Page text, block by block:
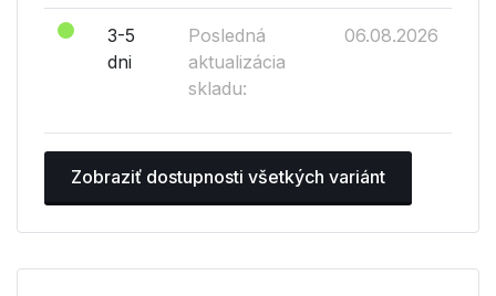
3-5
dni
Posledná
aktualizácia
skladu:
06.08.2026
Zobraziť dostupnosti všetkých variánt